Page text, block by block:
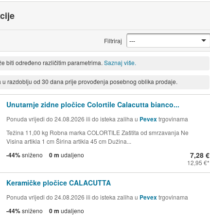
Filtriraj
biti određeno različitim parametrima. Saznaj više.
razdoblju od 30 dana prije provođenja posebnog oblika prodaje.
Unutarnje zidne pločice Colortile Calacutta bianco...
Ponuda vrijedi do 24.08.2026 ili do isteka zaliha u Pevextrgovinama
Težina 11,00 kg Robna marka COLORTILE Zaštita od smrzavanja Ne
Visina artikla 1 cm Širina artikla 45 cm Dužina...
-44%sniženo 0 m udaljeno 7,28 €
12,95 €
Keramičke pločice CALACUTTA
Ponuda vrijedi do 24.08.2026 ili do isteka zaliha u Pevextrgovinama
-44%sniženo 0 m udaljeno